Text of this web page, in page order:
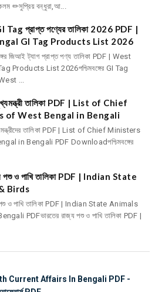
✏সুপ্রিয় বন্ধুরা,আ...
GI Tag প্রাপ্ত পণ্যের তালিকা 2026 PDF |
GI Tag Products List 2026
জিআই ট্যাগ প্রাপ্ত পণ্য তালিকা PDF | West
Products List 2026পশ্চিমবঙ্গের GI Tag
West ...
মুখ্যমন্ত্রী তালিকা PDF | List of Chief
of West Bengal in Bengali
তালিকা PDF | List of Chief Ministers
in Bengali PDF Downloadপশ্চিমবঙ্গের
পশু ও পাখি তালিকা PDF | Indian State
Birds
পশু ও পাখি তালিকা PDF | Indian State Animals
PDFভারতের রাজ্য পশু ও পাখি তালিকা PDF |
Current Affairs In Bengali PDF -